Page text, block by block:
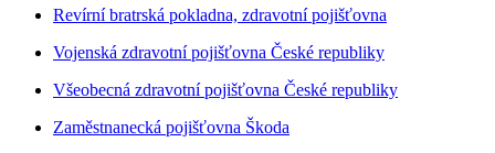
Revírní bratrská pokladna, zdravotní pojišťovna
Vojenská zdravotní pojišťovna České republiky
Všeobecná zdravotní pojišťovna České republiky
Zaměstnanecká pojišťovna Škoda